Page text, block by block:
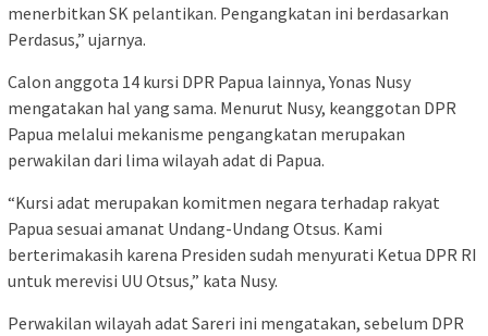
menerbitkan SK pelantikan. Pengangkatan ini berdasarkan
Perdasus,” ujarnya.
Calon anggota 14 kursi DPR Papua lainnya, Yonas Nusy
mengatakan hal yang sama. Menurut Nusy, keanggotan DPR
Papua melalui mekanisme pengangkatan merupakan
perwakilan dari lima wilayah adat di Papua.
“Kursi adat merupakan komitmen negara terhadap rakyat
Papua sesuai amanat Undang-Undang Otsus. Kami
berterimakasih karena Presiden sudah menyurati Ketua DPR RI
untuk merevisi UU Otsus,” kata Nusy.
Perwakilan wilayah adat Sareri ini mengatakan, sebelum DPR